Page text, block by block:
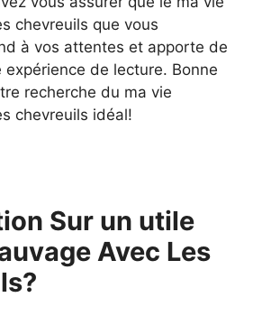
chevreuils que vous
à vos attentes et apporte de
expérience de lecture. Bonne
recherche du ma vie
chevreuils idéal!
Sur un utile
Avec Les